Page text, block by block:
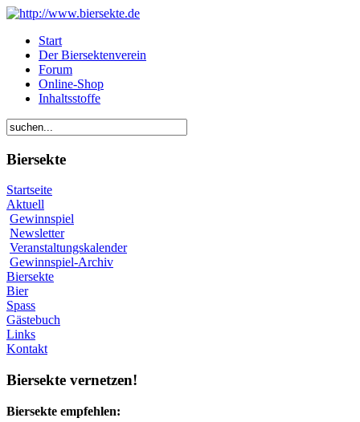
Start
Der Biersektenverein
Forum
Online-Shop
Inhaltsstoffe
Biersekte
Startseite
Aktuell
Gewinnspiel
Newsletter
Veranstaltungskalender
Gewinnspiel-Archiv
Biersekte
Bier
Spass
Gästebuch
Links
Kontakt
Biersekte vernetzen!
Biersekte empfehlen: